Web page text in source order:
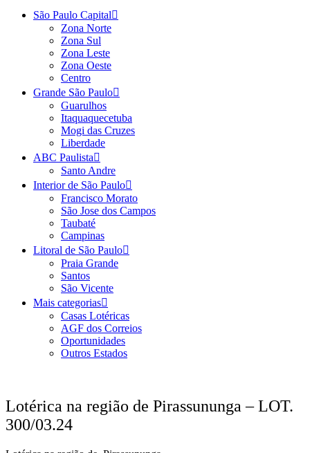
São Paulo Capital
Zona Norte
Zona Sul
Zona Leste
Zona Oeste
Centro
Grande São Paulo
Guarulhos
Itaquaquecetuba
Mogi das Cruzes
Liberdade
ABC Paulista
Santo Andre
Interior de São Paulo
Francisco Morato
São Jose dos Campos
Taubaté
Campinas
Litoral de São Paulo
Praia Grande
Santos
São Vicente
Mais categorias
Casas Lotéricas
AGF dos Correios
Oportunidades
Outros Estados
Lotérica na região de Pirassununga – LOT.
300/03.24